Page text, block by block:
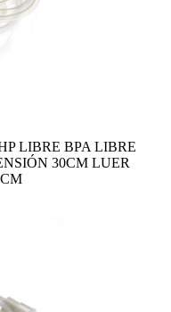
LIBRE BPA LIBRE
30CM LUER